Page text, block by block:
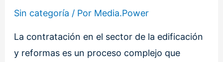
Sin categoría / Por Media.Power
La contratación en el sector de la edificación
y reformas es un proceso complejo que